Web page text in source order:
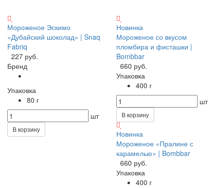
Мороженое Эскимо
«Дубайский шоколад» | Snaq
Fabriq
227 руб.
Бренд
Упаковка
80 г
шт
В корзину
Новинка
Мороженое со вкусом
пломбира и фисташки |
Bombbar
660 руб.
Упаковка
400 г
шт
В корзину
Новинка
Мороженое «Пралине с
карамелью» | Bombbar
660 руб.
Упаковка
400 г